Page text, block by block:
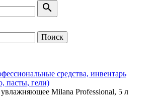
search
Поиск
средства, инвентарь
пасты, гели)
Milana Professional, 5 л